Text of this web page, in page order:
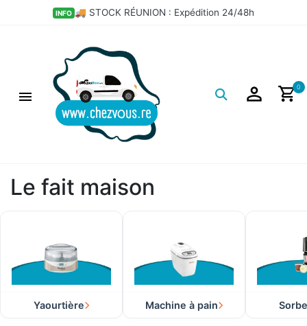
INFO 🚚 STOCK RÉUNION : Expédition 24/48h
0
Le fait maison
Yaourtière Machine à pain
×